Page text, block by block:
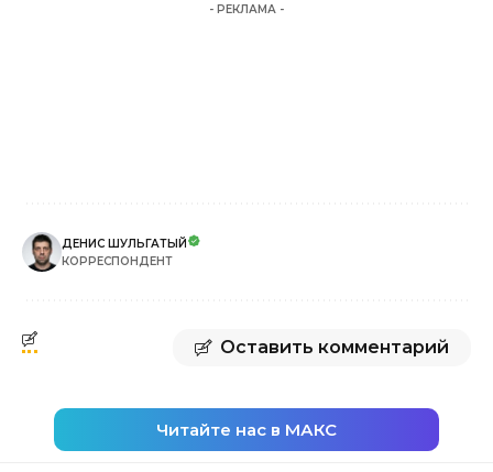
- РЕКЛАМА -
ДЕНИС ШУЛЬГАТЫЙ
КОРРЕСПОНДЕНТ
Оставить комментарий
Читайте нас в МАКС